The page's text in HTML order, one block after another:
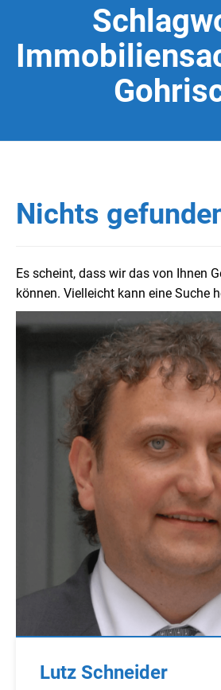
Nichts
Es scheint, dass wir das von Ihnen
können. Vielleicht kann eine Suche
Lutz Schneider